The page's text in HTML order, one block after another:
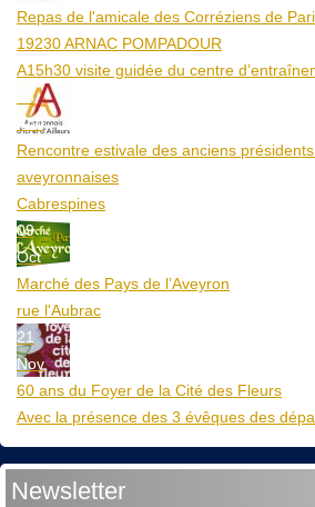
Repas de l'amicale des Corréziens de
19230 ARNAC POMPADOUR
A15h30 visite guidée du centre
25
Aoû
Rencontre estivale des anciens
aveyronnaises
Cabrespines
09
Oct
Marché des Pays de l’Aveyron
rue l'Aubrac
21
Nov
60 ans du Foyer de la Cité des Fleurs
Avec la présence des 3 évêques des
Newsletter